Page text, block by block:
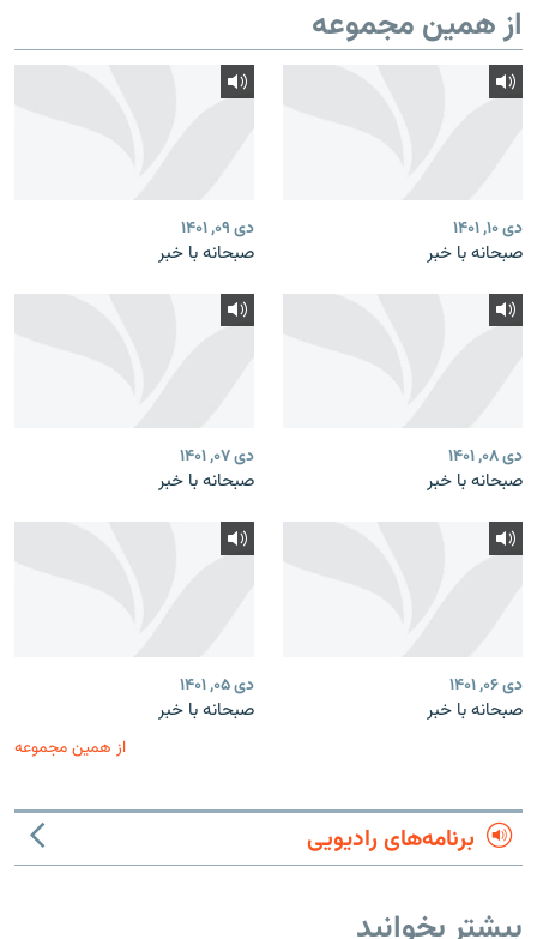
از همین مجموعه
دی ۱۰, ۱۴۰۱
صبحانه با خبر
دی ۰۹, ۱۴۰۱
صبحانه با خبر
دی ۰۸, ۱۴۰۱
صبحانه با خبر
دی ۰۷, ۱۴۰۱
صبحانه با خبر
دی ۰۶, ۱۴۰۱
صبحانه با خبر
دی ۰۵, ۱۴۰۱
صبحانه با خبر
از همین مجموعه
برنامه‌های رادیویی
بیشتر بخوانید